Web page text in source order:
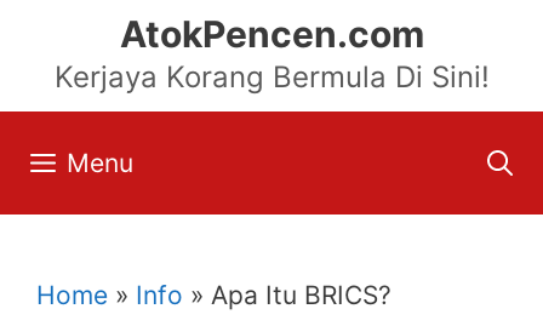
content
AtokPencen.com
Kerjaya Korang Bermula Di Sini!
Menu
Home » Info » Apa Itu BRICS?